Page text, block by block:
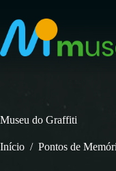
para
conteúdo
Museu do Graffiti
Início / Pontos de